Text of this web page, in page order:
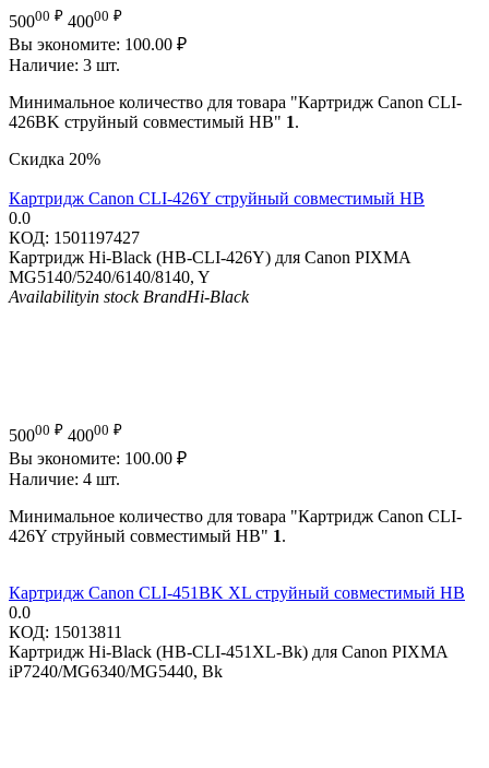
50000 ₽ 40000 ₽
Вы экономите: 100.00 ₽
Наличие: 3 шт.
Минимальное количество для товара "Картридж Canon CLI-
426BK струйный совместимый HB" 1.
Скидка 20%
Картридж Canon CLI-426Y струйный совместимый HB
0.0
КОД: 1501197427
Картридж Hi-Black (HB-CLI-426Y) для Canon PIXMA
MG5140/5240/6140/8140, Y
Availabilityin stock BrandHi-Black
50000 ₽ 40000 ₽
Вы экономите: 100.00 ₽
Наличие: 4 шт.
Минимальное количество для товара "Картридж Canon CLI-
426Y струйный совместимый HB" 1.
Картридж Canon CLI-451BK XL струйный совместимый HB
0.0
КОД: 15013811
Картридж Hi-Black (HB-CLI-451XL-Bk) для Canon PIXMA
iP7240/MG6340/MG5440, Bk